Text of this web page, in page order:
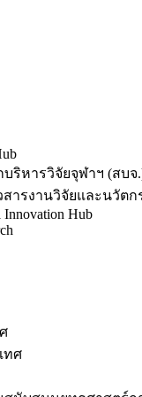
บริหารวิจัยจุฬาฯ (สบจ
สารงานวิจัยและนวัตก
Innovation Hub
ทศ